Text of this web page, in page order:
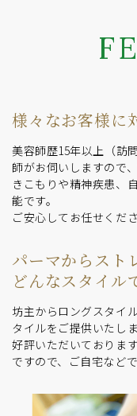
様々なお客様に
美容師歴15年以上（訪
師がお伺いしますので
きこもりや精神疾患、
能です。
ご安心してお任せくださ
パーマからスト
どんなスタイル
坊主からロングスタイ
タイルをご提供いたし
好評いただいておりま
ですので、ご自宅など